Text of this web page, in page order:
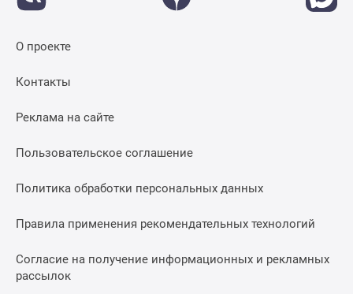
О проекте
Контакты
Реклама на сайте
Пользовательское соглашение
Политика обработки персональных данных
Правила применения рекомендательных технологий
Согласие на получение информационных и рекламных
рассылок